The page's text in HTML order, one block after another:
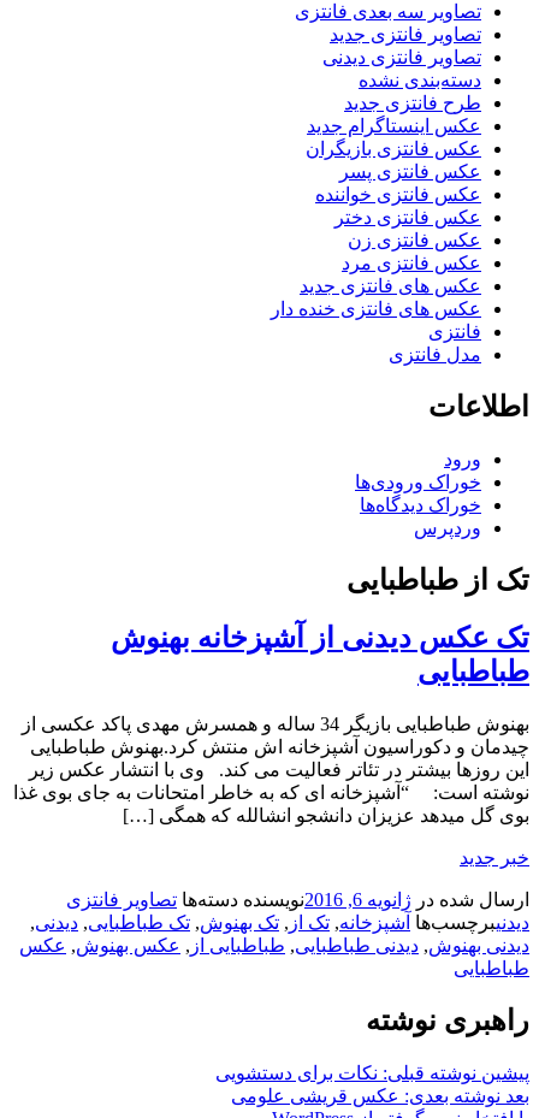
تصاویر سه بعدی فانتزی
تصاویر فانتزی جدید
تصاویر فانتزی دیدنی
دسته‌بندی نشده
طرح فانتزی جدید
عکس اینستاگرام جدید
عکس فانتزی بازیگران
عکس فانتزی پسر
عکس فانتزی خواننده
عکس فانتزی دختر
عکس فانتزی زن
عکس فانتزی مرد
عکس های فانتزی جدید
عکس های فانتزی خنده دار
فانتزی
مدل فانتزی
اطلاعات
ورود
خوراک ورودی‌ها
خوراک دیدگاه‌ها
وردپرس
تک از طباطبایی
تک عکس دیدنی از آشپزخانه بهنوش
طباطبایی
بهنوش طباطبایی بازیگر 34 ساله و همسرش مهدی پاکد عکسی از
چیدمان و دکوراسیون آشپزخانه اش منتش کرد.بهنوش طباطبایی
این روزها بیشتر در تئاتر فعالیت می کند. وی با انتشار عکس زیر
نوشته است: “آشپزخانه ای كه به خاطر امتحانات به جای بوی غذا
بوی گل ميدهد عزيزان دانشجو انشالله كه همگی […]
خبر جدید
ارسال شده در ژانویه 6, 2016 نویسنده دسته‌ها تصاویر فانتزی
دیدنیبرچسب‌ها آشپزخانه, تک از , تک بهنوش, تک طباطبایی, دیدنی,
دیدنی بهنوش, دیدنی طباطبایی, طباطبایی از , عکس بهنوش, عکس
طباطبایی
راهبری نوشته
پیشین نوشته قبلی: نکات برای دستشویی
بعد نوشته بعدی: عکس قریشی علومی